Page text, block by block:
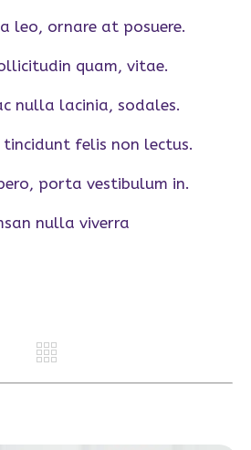
leo, ornare at posuere.
quam, vitae.
nulla lacinia, sodales.
tincidunt felis non lectus.
porta vestibulum in.
nulla viverra